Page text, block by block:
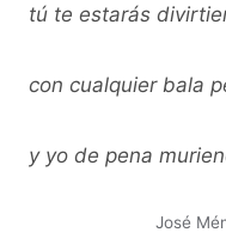
tú te estarás
con cualquier bala
y yo de pena
José